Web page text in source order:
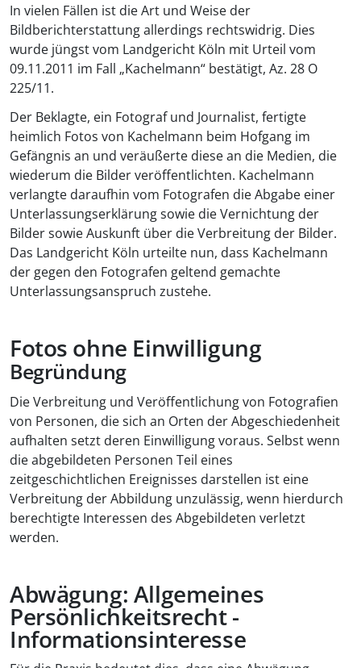
In vielen Fällen ist die Art und Weise der
Bildberichterstattung allerdings rechtswidrig. Dies
wurde jüngst vom Landgericht Köln mit Urteil vom
09.11.2011 im Fall „Kachelmann“ bestätigt, Az. 28 O
225/11.
Der Beklagte, ein Fotograf und Journalist, fertigte
heimlich Fotos von Kachelmann beim Hofgang im
Gefängnis an und veräußerte diese an die Medien, die
wiederum die Bilder veröffentlichten. Kachelmann
verlangte daraufhin vom Fotografen die Abgabe einer
Unterlassungserklärung sowie die Vernichtung der
Bilder sowie Auskunft über die Verbreitung der Bilder.
Das Landgericht Köln urteilte nun, dass Kachelmann
der gegen den Fotografen geltend gemachte
Unterlassungsanspruch zustehe.
Fotos ohne Einwilligung
Begründung
Die Verbreitung und Veröffentlichung von Fotografien
von Personen, die sich an Orten der Abgeschiedenheit
aufhalten setzt deren Einwilligung voraus. Selbst wenn
die abgebildeten Personen Teil eines
zeitgeschichtlichen Ereignisses darstellen ist eine
Verbreitung der Abbildung unzulässig, wenn hierdurch
berechtigte Interessen des Abgebildeten verletzt
werden.
Abwägung: Allgemeines
Persönlichkeitsrecht -
Informationsinteresse